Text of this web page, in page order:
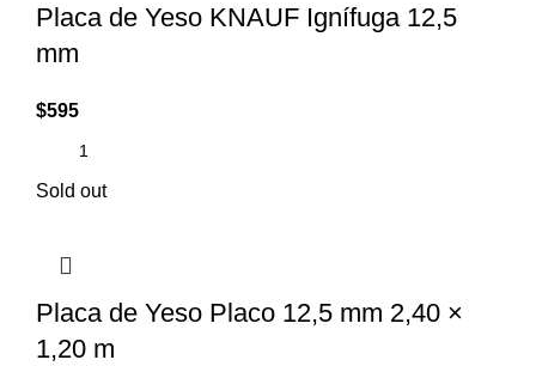
Placa de Yeso KNAUF Ignífuga 12,5
mm
$595
Sold out
Placa de Yeso Placo 12,5 mm 2,40 ×
1,20 m